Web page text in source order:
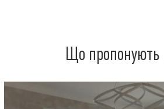
Що пропонують